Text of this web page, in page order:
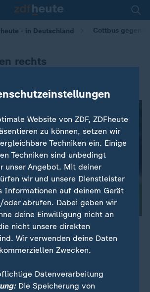
heute - in Deutschland Cottbus gegen
rechts
sich mutmaßlich rechtsextreme
fühlen sich zunehmend
sich Widerstand: Hunderte
rechte Gewalt.
Website von ZDF, ZDFheute
zu können, setzen wir
Techniken ein. Einige
Techniken sind unbedingt
unser Angebot. Mit deiner
wir und unsere Dienstleister
Informationen auf deinem Gerät
abrufen. Dabei geben wir
deine Einwilligung nicht an
nicht unsere direkten
Wir verwenden deine Daten
Zwecken.
Datenverarbeitung
Die Speicherung von